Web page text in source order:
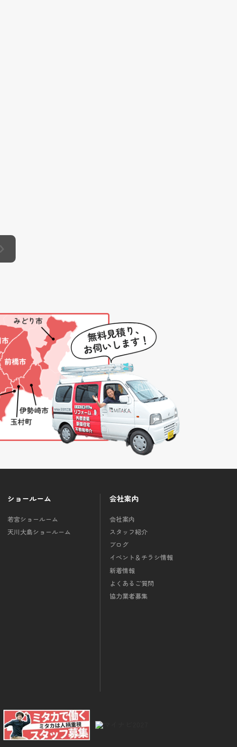
ショールーム
若宮ショールーム
天川大島ショールーム
会社案内
会社案内
スタッフ紹介
ブログ
イベント＆チラシ情報
新着情報
よくあるご質問
協力業者募集